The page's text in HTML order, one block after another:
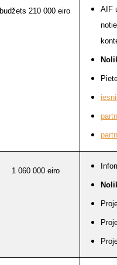
budžets 210 000 eiro
AIF
1 060 000 eiro